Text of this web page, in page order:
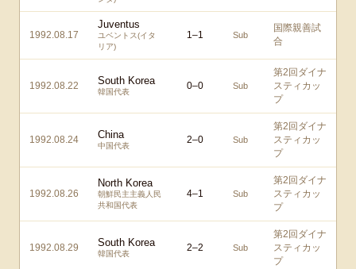
1992.08.17
Juventus
ユベントス(イタ
リア)
1–1 Sub
国際親善試
合
1992.08.22 South Korea
韓国代表
0–0 Sub
第2回ダイナ
スティカッ
プ
1992.08.24 China
中国代表
2–0 Sub
第2回ダイナ
スティカッ
プ
1992.08.26
North Korea
朝鮮民主主義人民
共和国代表
4–1 Sub
第2回ダイナ
スティカッ
プ
1992.08.29 South Korea
韓国代表
2–2 Sub
第2回ダイナ
スティカッ
プ